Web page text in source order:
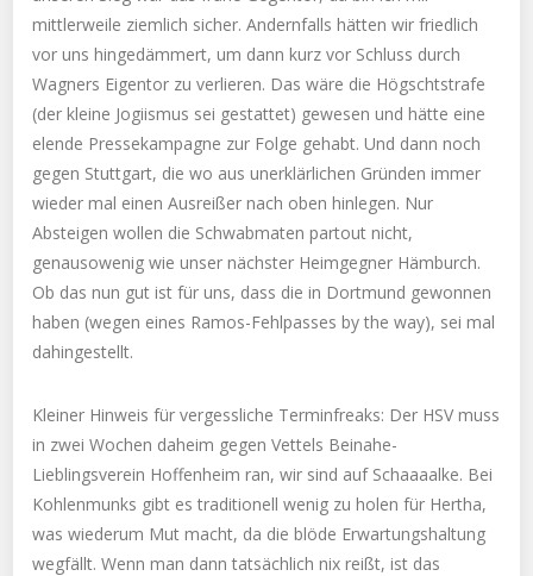
mittlerweile ziemlich sicher. Andernfalls hätten wir friedlich
vor uns hingedämmert, um dann kurz vor Schluss durch
Wagners Eigentor zu verlieren. Das wäre die Högschtstrafe
(der kleine Jogiismus sei gestattet) gewesen und hätte eine
elende Pressekampagne zur Folge gehabt. Und dann noch
gegen Stuttgart, die wo aus unerklärlichen Gründen immer
wieder mal einen Ausreißer nach oben hinlegen. Nur
Absteigen wollen die Schwabmaten partout nicht,
genausowenig wie unser nächster Heimgegner Hämburch.
Ob das nun gut ist für uns, dass die in Dortmund gewonnen
haben (wegen eines Ramos-Fehlpasses by the way), sei mal
dahingestellt.
Kleiner Hinweis für vergessliche Terminfreaks: Der HSV muss
in zwei Wochen daheim gegen Vettels Beinahe-
Lieblingsverein Hoffenheim ran, wir sind auf Schaaaalke. Bei
Kohlenmunks gibt es traditionell wenig zu holen für Hertha,
was wiederum Mut macht, da die blöde Erwartungshaltung
wegfällt. Wenn man dann tatsächlich nix reißt, ist das